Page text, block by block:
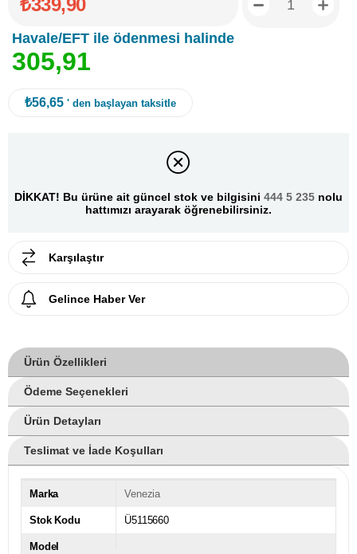
Havale/EFT ile ödenmesi halinde
305,91
₺56,65 ' den başlayan taksitle
DİKKAT! Bu ürüne ait güncel stok ve bilgisini 444 5 235 nolu
hattımızı arayarak öğrenebilirsiniz.
Karşılaştır
Gelince Haber Ver
Ürün Özellikleri
Ödeme Seçenekleri
Ürün Detayları
Teslimat ve İade Koşulları
Marka Venezia
Stok Kodu Ü5115660
Model